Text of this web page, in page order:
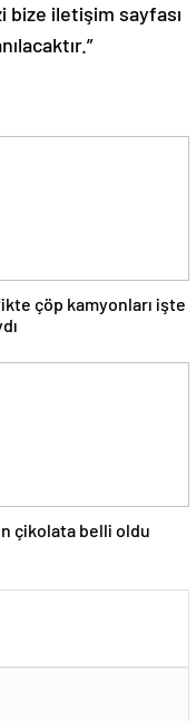
bize iletişim sayfası
çöp kamyonları işte
çikolata belli oldu